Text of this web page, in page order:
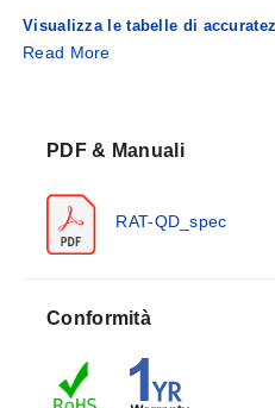
Visualizza le tabelle di
termocoppie
Read More
PDF & Manuali
RAT-QD_spec
Conformità